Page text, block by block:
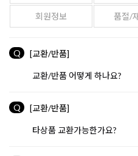
회원정보 품절/
Q [교환/반품]
교환/반품 어떻게 하나요?
Q [교환/반품]
타상품 교환가능한가요?